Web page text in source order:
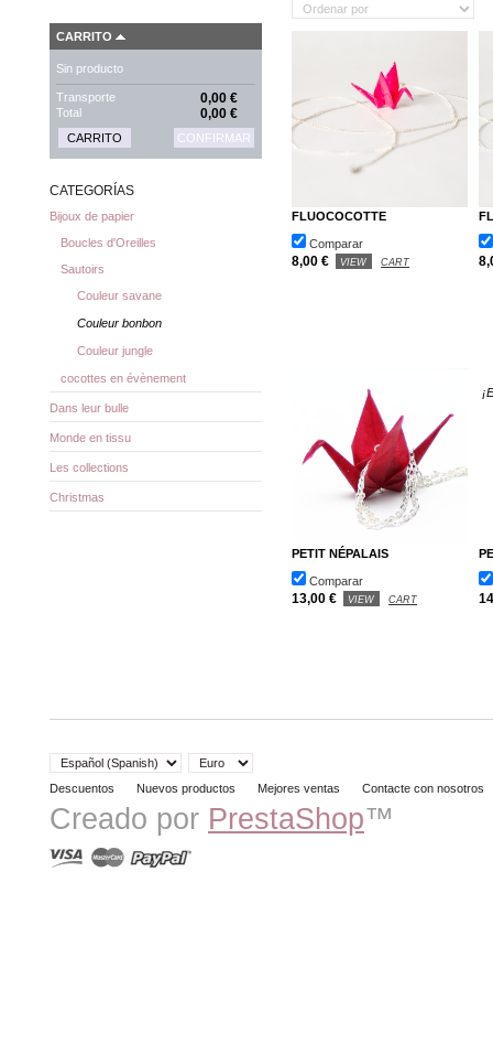
FLUOCOCOTTE
Comparar
8,00 € VIEW CART
PETIT NÉPALAIS
Comparar
13,00 € VIEW CART
CARRITO
Sin producto
Transporte 0,00 €
Total 0,00 €
CARRITO CONFIRMAR
CATEGORÍAS
Bijoux de papier
Boucles d'Oreilles
Sautoirs
Couleur savane
Couleur bonbon
Couleur jungle
cocottes en évènement
Dans leur bulle
Monde en tissu
Les collections
Christmas
Descuentos Nuevos productos Mejores ventas Contacte con nosotros
Creado por PrestaShop™